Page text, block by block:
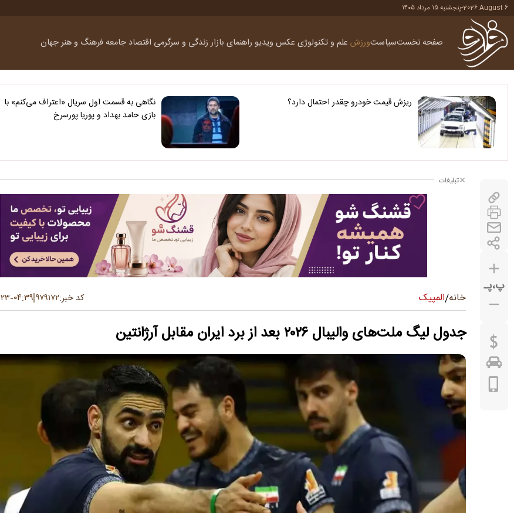
2026 August 6
-پنجشنبه ۱۵ مرداد ۱۴۰۵
صفحه نخستسیاستورزش علم و تکنولوژی عکس ویدیو راهنمای بازارزندگی و سرگرمی اقتصاد جامعهفرهنگ و هنرجهان
ریزش قیمت خودرو چقدر احتمال دارد؟
نگاهی به قسمت اول سریال «اعتراف می‌کنم» با
بازی حامد بهداد و پوریا پورسرخ
پ،پـ
تبلیغات
خانه/المپیک کد خبر:۹۷۹۱۷۲ ۰۴:۳۹-۲۳ خرداد ۱۴۰۵
جدول لیگ ملت‌های والیبال ۲۰۲۶ بعد از برد ایران مقابل آرژانتین